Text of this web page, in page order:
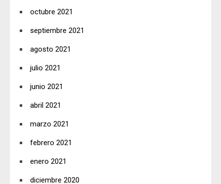
octubre 2021
septiembre 2021
agosto 2021
julio 2021
junio 2021
abril 2021
marzo 2021
febrero 2021
enero 2021
diciembre 2020